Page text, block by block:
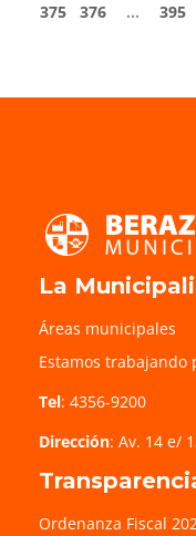
375 376 … 395
La
Áreas municipales
Estamos trabajando
Tel: 4356-9200
Dirección: Av. 14 e/
Ordenanza Fiscal